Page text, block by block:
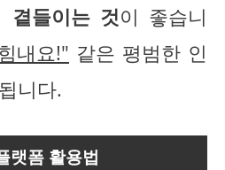
곁들이는 것이 좋습니
내요!" 같은 평범한 인
니다.
랫폼 활용법